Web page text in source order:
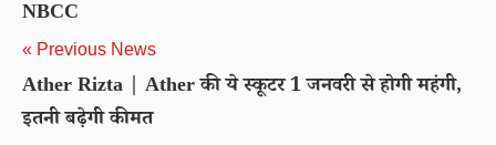
NBCC
« Previous News
Ather Rizta | Ather की ये स्कूटर 1 जनवरी से होगी महंगी,
इतनी बढ़ेगी कीमत